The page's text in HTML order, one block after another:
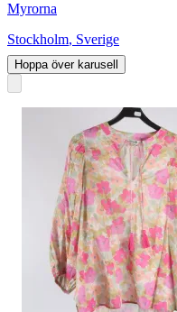
Myrorna
Stockholm, Sverige
Hoppa över karusell